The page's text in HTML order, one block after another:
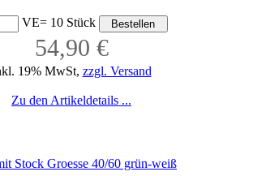
VE= 10 Stück
54,90 €
19% MwSt, zzgl. Versand
Zu den Artikeldetails ...